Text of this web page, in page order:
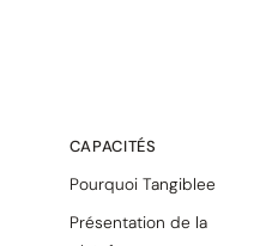
CAPACITÉS
Pourquoi Tangiblee
Présentation de la